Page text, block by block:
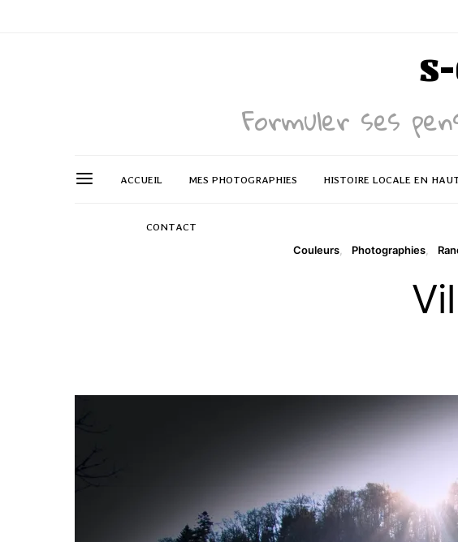
Formuler ses
ACCUEIL MES PHOTOGRAPHIES HISTOIRE LOCALE EN
CONTACT
Couleurs Photographies